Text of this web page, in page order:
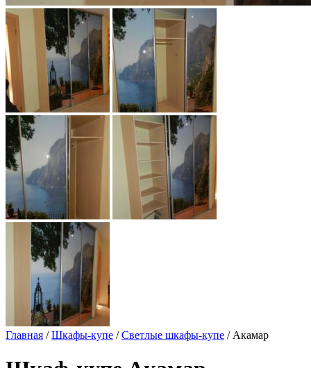
Главная /Шкафы-купе /Светлые шкафы-купе / Акамар